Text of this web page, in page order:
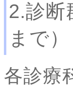
2.診断
まで）
各診療